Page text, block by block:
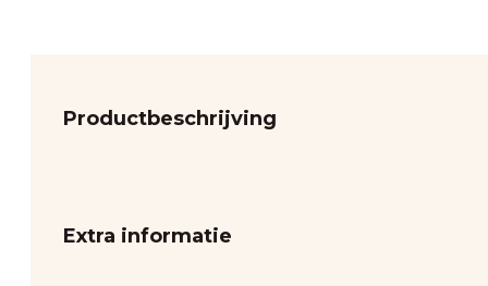
Productbeschrijving
Extra informatie